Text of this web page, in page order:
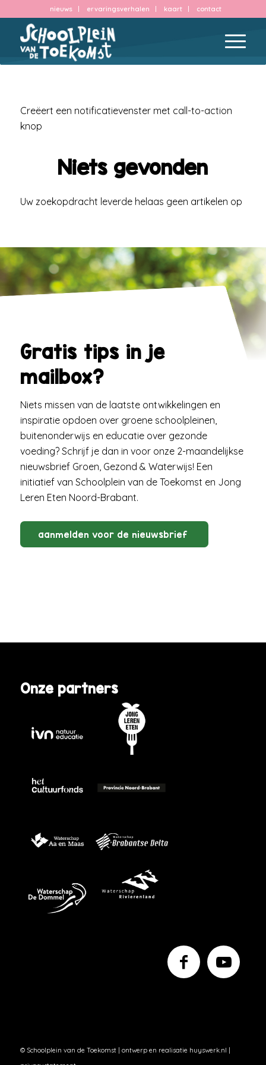
nieuws ervaringsverhalen kaart contact
Creëert een notificatievenster met call-to-action
knop
Niets gevonden
Uw zoekopdracht leverde helaas geen artikelen op
Gratis tips in je
mailbox?
Niets missen van de laatste ontwikkelingen en
inspiratie opdoen over groene schoolpleinen,
buitenonderwijs en educatie over gezonde
voeding? Schrijf je dan in voor onze 2-maandelijkse
nieuwsbrief Groen, Gezond & Waterwijs! Een
initiatief van Schoolplein van de Toekomst en Jong
Leren Eten Noord-Brabant.
aanmelden voor de nieuwsbrief
Onze partners
© Schoolplein van de Toekomst | ontwerp en realisatie huyswerk.nl